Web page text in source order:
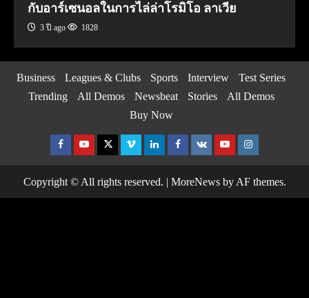
กับอาร์เซนอลในการไล่ล่าโรมิโอ ลาเวีย
3 ปี ago 1828
Business Leagues & Clubs Sports Interview
Test Series
Trending
All Demos Newsbeat Stories
All Demos
Buy Now
Facebook
YoutubeTwitterVimeoLinkedinFacebook
VK YoutubeInstagram
Copyright © All rights reserved. | MoreNewsby AF themes.